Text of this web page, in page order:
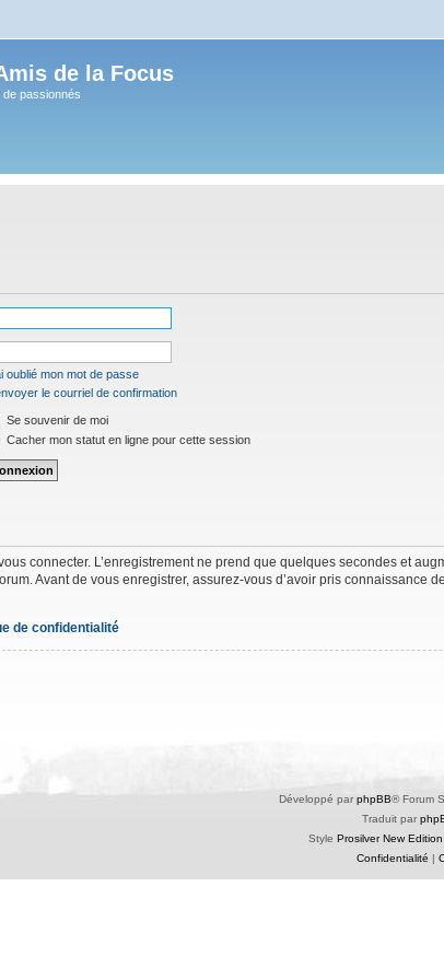
de la Focus
de passionnés
oublié mon mot de passe
le courriel de confirmation
Se souvenir de moi
Cacher mon statut en ligne pour cette session
connecter. L’enregistrement ne prend que quelques secondes et
Avant de vous enregistrer, assurez-vous d’avoir pris connaissance
de confidentialité
Développé par phpBB® Forum
Traduit par
Style Prosilver New Edition
Confidentialité |